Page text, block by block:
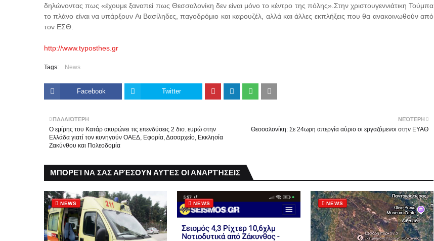
δηλώνοντας πως «έχουμε ξαναπεί πως Θεσσαλονίκη δεν είναι μόνο το κέντρο της πόλης».Στην χριστουγεννιάτικη Τούμπα
το πλάνο είναι να υπάρξουν Αι Βασίληδες, παγοδρόμιο και καρουζέλ, αλλά και άλλες εκπλήξεις που θα ανακοινωθούν από
τον ΕΣΘ.
http://www.typosthes.gr
Tags: News
Facebook Twitter
ΝΕΌΤΕΡΗ
Θεσσαλονίκη: Σε 24ωρη απεργία αύριο οι εργαζόμενοι στην ΕΥΑΘ
ΠΑΛΑΙΌΤΕΡΗ
Ο εμίρης του Κατάρ ακυρώνει τις επενδύσεις 2 δισ. ευρώ στην
Ελλάδα γιατί τον κυνηγούν ΟΑΕΔ, Εφορία, Δασαρχείο, Εκκλησία
Ζακύνθου και Πολεοδομία
ΜΠΟΡΕΊ ΝΑ ΣΑΣ ΑΡΈΣΟΥΝ ΑΥΤΈΣ ΟΙ ΑΝΑΡΤΉΣΕΙΣ
NEWS NEWS NEWS